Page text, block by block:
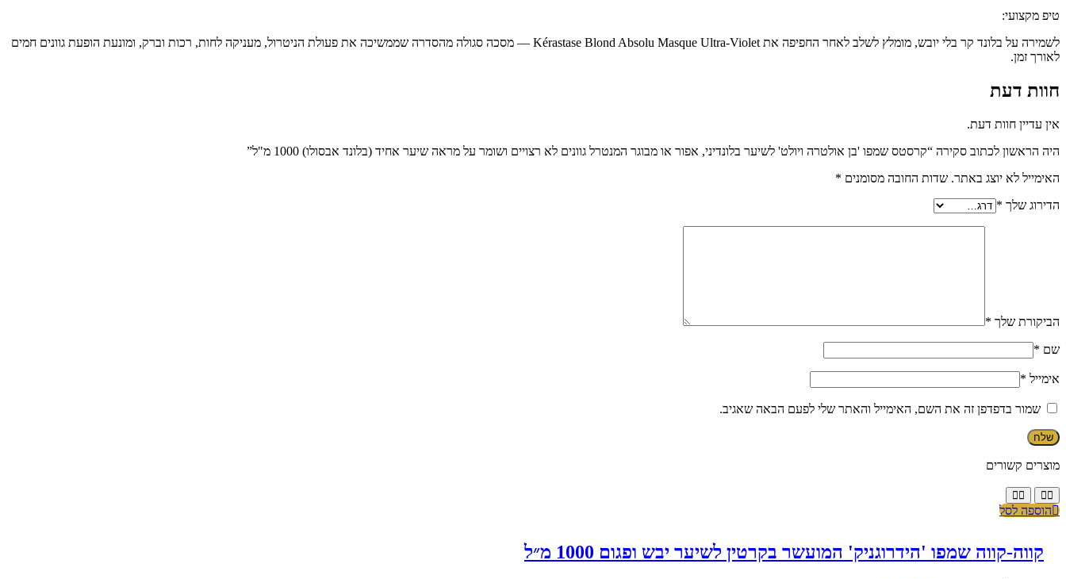
טיפ מקצועי:
לשמירה על בלונד קר בלי יובש, מומלץ לשלב לאחר החפיפה את Kérastase Blond Absolu Masque Ultra-Violet — מסכה סגולה מהסדרה שממשיכה את פעולת הניטרול, מעניקה לחות, רכות וברק, ומונעת הופעת גוונים חמים
לאורך זמן.
חוות דעת
אין עדיין חוות דעת.
היה הראשון לכתוב סקירה “קרסטס שמפו 'בן אולטרה ויולט' לשיער בלונדיני, אפור או מבוגר המנטרל גוונים לא רצויים ושומר על מראה שיער אחיד (בלונד אבסולו) 1000 מ"ל”
האימייל לא יוצג באתר. שדות החובה מסומנים *
הדירוג שלך *
הביקורת שלך *
שם *
אימייל *
שמור בדפדפן זה את השם, האימייל והאתר שלי לפעם הבאה שאגיב.
מוצרים קשורים
הוספה לסל
קווה-קווה שמפו 'הידרוגניק' המועשר בקרטין לשיער יבש ופגום 1000 מ״ל